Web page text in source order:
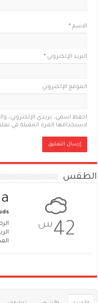
الاسم*
البريد الإلكتروني*
الموقع الإلكتروني
احفظ اسمي، بريدي الإلكتروني،
لاستخدامها المرة المقبلة في
الطقس
42س
الرياح:
العظمى